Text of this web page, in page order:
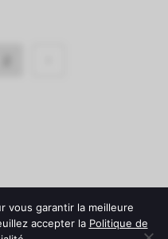
vous garantir la meilleure
accepter la Politique de